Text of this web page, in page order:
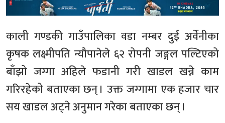
काली गण्डकी गाउँपालिका वडा नम्बर दुई अर्वेनीका
कृषक लक्ष्मीपति न्यौपानेले ६२ रोपनी जङ्गल पल्टिएको
बाँझो जग्गा अहिले फडानी गरी खाडल खन्ने काम
गरिरहेको बताएका छन् । उक्त जग्गामा एक हजार चार
सय खाडल अट्ने अनुमान गरेका बताएका छन् ।